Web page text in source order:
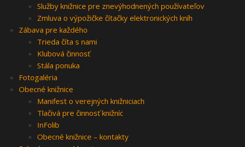
Služby knižnice pre znevýhodnených používateľov
Zmluva o výpožičke čítačky elektronických kníh
Zábava pre každého
Trieda číta s nami
Klubová činnosť
Stála ponuka
Fotogaléria
Obecné knižnice
Manifest o verejných knižniciach
Tlačivá pre činnosť knižníc
InFolib
Obecné knižnice – kontakty